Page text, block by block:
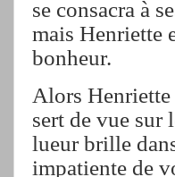
se consacra à
mais Henriette
bonheur.
Alors Henriette
sert de vue sur
lueur brille
impatiente de